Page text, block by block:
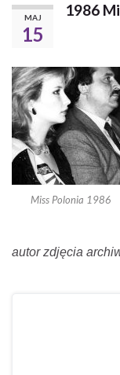
MAJ
15
1986
Miss Polonia 1986
autor zdjęcia